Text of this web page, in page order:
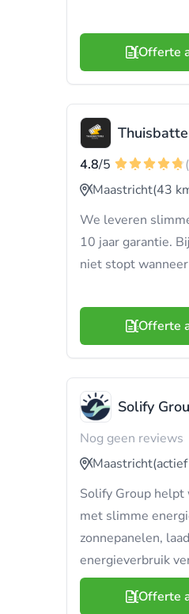
Offerte
4.8/5
Maastricht(43
We leveren
10 jaar garantie.
niet stopt
Offerte
Solify
Nog geen reviews
Maastricht
Solify Group helpt
met slimme
zonnepanelen,
energieverbruik
Offerte